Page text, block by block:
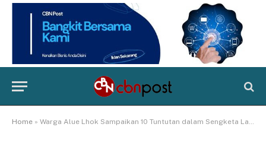
Home » Warga Alue Lhok Sampaikan 10 Tuntutan dalam Sengketa Lahan dengan PT Bumi Flora